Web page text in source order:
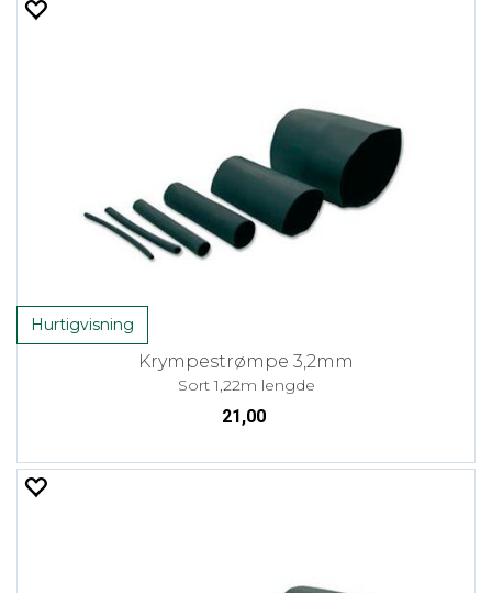
Hurtigvisning
Krympestrømpe 3,2mm
Sort 1,22m lengde
21,00